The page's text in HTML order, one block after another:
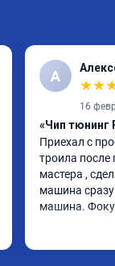
А
★★
16
«Чип тюнинг
Приехал с
троила после
мастера ,
машина сразу
машина.